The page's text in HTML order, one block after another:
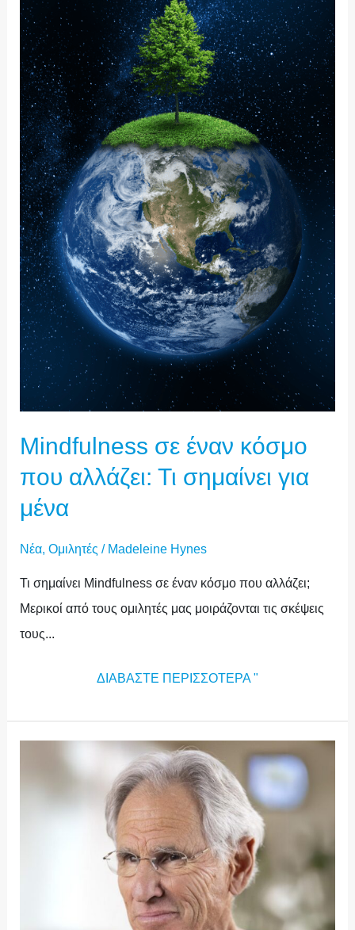
Mindfulness σε έναν κόσμο
που αλλάζει: Τι σημαίνει για
μένα
Νέα, Ομιλητές / Madeleine Hynes
Τι σημαίνει Mindfulness σε έναν κόσμο που αλλάζει;
Μερικοί από τους ομιλητές μας μοιράζονται τις σκέψεις
τους...
ΚΌΣΜΟ
ΠΟΥ
ΑΛΛΆΖΕΙ:
ΤΙ
ΣΗΜΑΊΝΕΙ
ΓΙΑ
ΜΈΝΑ
ΔΙΑΒΆΣΤΕ ΠΕΡΙΣΣΌΤΕΡΑ "
ΑΝΑΚΟΙΝΏΘΗΚΑΝ
ΠΡΏΤΟΙ
ΟΜΙΛΗΤΈΣ